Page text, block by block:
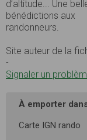
d’altitude... Une
bénédictions aux
randonneurs.
Site auteur de la
-
Signaler un
À emporter
Carte IGN rando